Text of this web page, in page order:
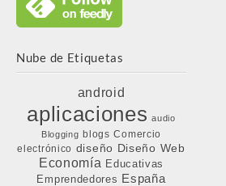
Nube de Etiquetas
android
aplicaciones audio
Blogging blogs Comercio
electrónico diseño Diseño Web
Economía Educativas
Emprendedores España